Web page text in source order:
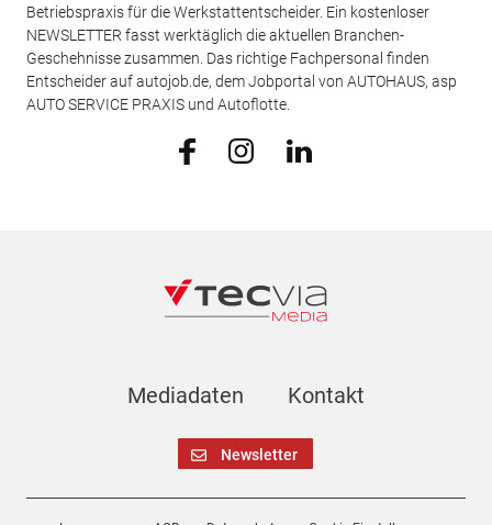
Betriebspraxis für die Werkstattentscheider. Ein kostenloser
NEWSLETTER fasst werktäglich die aktuellen Branchen-
Geschehnisse zusammen. Das richtige Fachpersonal finden
Entscheider auf autojob.de, dem Jobportal von AUTOHAUS, asp
AUTO SERVICE PRAXIS und Autoflotte.
Mediadaten Kontakt
Newsletter